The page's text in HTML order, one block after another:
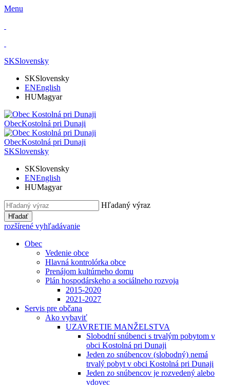
Menu
SKSlovensky
SKSlovensky
ENEnglish
HUMagyar
ObecKostolná pri Dunaji
ObecKostolná pri Dunaji
SKSlovensky
SKSlovensky
ENEnglish
HUMagyar
Hľadaný výraz
Hľadať
rozšírené vyhľadávanie
Obec
Vedenie obce
Hlavná kontrolórka obce
Prenájom kultúrneho domu
Plán hospodárskeho a sociálneho rozvoja
2015-2020
2021-2027
Servis pre občana
Ako vybaviť
UZAVRETIE MANŽELSTVA
Slobodní snúbenci s trvalým pobytom v
obci Kostolná pri Dunaji
Jeden zo snúbencov (slobodný) nemá
trvalý pobyt v obci Kostolná pri Dunaji
Jeden zo snúbencov je rozvedený alebo
vdovec